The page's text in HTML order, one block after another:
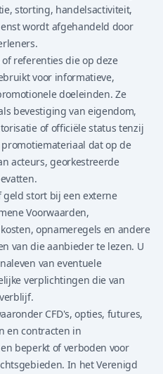
storting, handelsactiviteit,
wordt afgehandeld door
referenties die op deze
voor informatieve,
doeleinden. Ze
bevestiging van eigendom,
of officiële status tenzij
dat op de
acteurs, georkestreerde
geld stort bij een externe
Voorwaarden,
opnameregels en andere
van die aanbieder te lezen. U
van eventuele
verplichtingen die van
CFD's, opties, futures,
en contracten in
beperkt of verboden voor
In het Verenigd